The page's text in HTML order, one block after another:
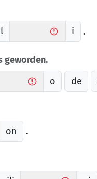
i .
geworden.
o de
on .